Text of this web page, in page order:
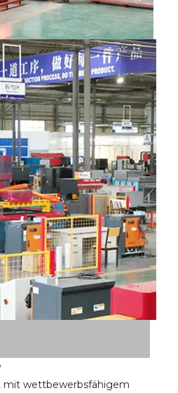
mit wettbewerbsfähigem